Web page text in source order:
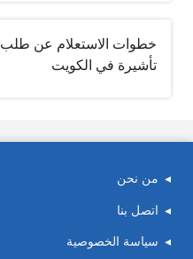
خطوات الاستعلام عن طلب
تأشيرة في الكويت
من نحن
اتصل بنا
سياسة الخصوصية